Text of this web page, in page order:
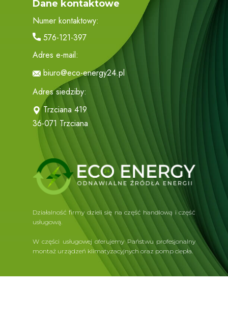
Dane kontaktowe
Numer kontaktowy:
576-121-397
Adres e-mail:
biuro@eco-energy24.pl
Adres siedziby:
Trzciana 419
36-071 Trzciana
Działalność firmy dzieli się na część handlową i część
usługową.
W części usługowej oferujemy Państwu profesjonalny
montaż urządzeń klimatyzacyjnych oraz pomp ciepła.